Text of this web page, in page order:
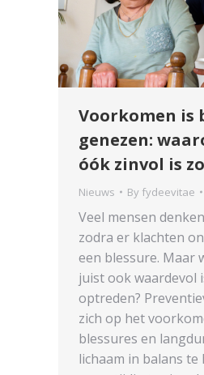
Voorkomen is
genezen:
óók zinvol is
Nieuws By fydeevitae
Veel mensen
zodra er klachten
een blessure. Maar
juist ook waardevol
optreden?
zich op het
blessures en
lichaam in balans te